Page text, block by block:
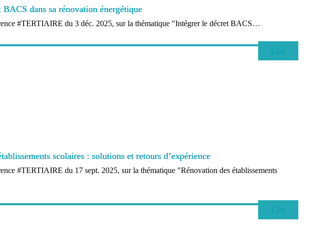
dans sa rénovation énergétique
#TERTIAIRE du 3 déc. 2025, sur la thématique "Intégrer le décret BACS…
Lire
scolaires : solutions et retours d’expérience
#TERTIAIRE du 17 sept. 2025, sur la thématique "Rénovation des établissements
Lire